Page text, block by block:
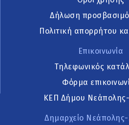
Δήλωση
Πολιτική απορρήτου
Επικοινωνία
Τηλεφωνικός
Φόρμα
ΚΕΠ Δήμου
Δημαρχείο